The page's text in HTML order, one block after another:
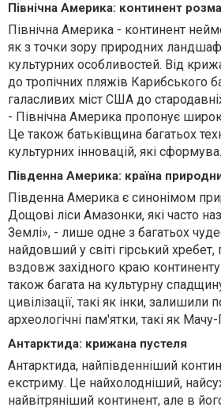
Північна Америка: континент
Північна Америка - континент
як з точки зору природних
культурних особливостей. Від
до тропічних пляжів Карибського
галасливих міст США до
- Північна Америка пропонує
Це також батьківщина багатьох
культурних інновацій, які
Південна Америка: країна
Південна Америка є синонімом
Дощові ліси Амазонки, які часто
Землі», - лише одне з багатьох
найдовший у світі гірський хребет,
вздовж західного краю
також багата на культурну
цивілізації, такі як інки, залишили
археологічні пам'ятки, такі як Мачу-
Антарктида: крижана пустеля
Антарктида, найпівденніший
екстриму. Це найхолодніший,
найвітряніший континент, але в